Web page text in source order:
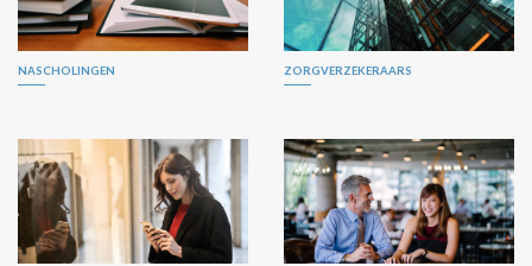
NASCHOLINGEN ZORGVERZEKERAARS